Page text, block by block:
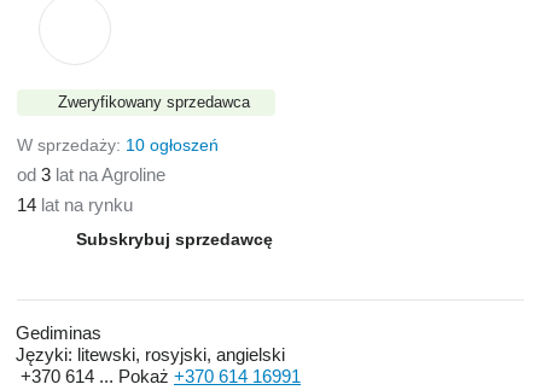
Zweryfikowany sprzedawca
W sprzedaży: 10 ogłoszeń
od 3 lat na Agroline
14 lat na rynku
Subskrybuj sprzedawcę
Gediminas
Języki: litewski, rosyjski, angielski
+370 614 ... Pokaż +370 614 16991